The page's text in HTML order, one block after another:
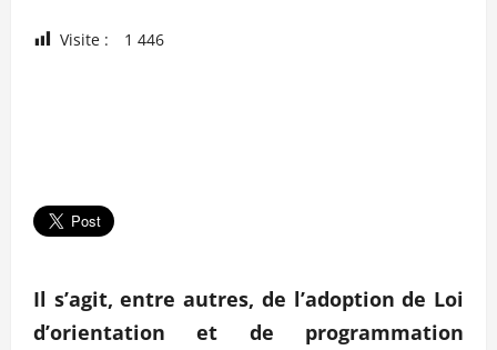
Visite : 1 446
Il s’agit, entre autres, de l’adoption de Loi
d’orientation et de programmation